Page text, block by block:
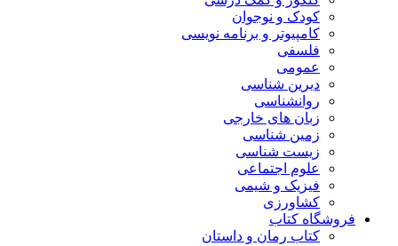
کودک و نوجوان
کامپیوتر و برنامه نویسی
فلسفی
عمومی
دیرین شناسی
روانشناسی
زبان های خارجی
زمین شناسی
زیست شناسی
علوم اجتماعی
فیزیک و شیمی
کشاورزی
فروشگاه کتاب
کتاب رمان و داستان